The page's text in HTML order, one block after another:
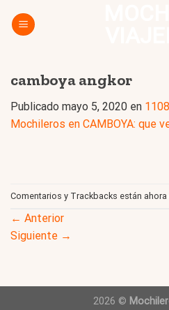
camboya angkor
Publicado mayo 5, 2020 en
Mochileros en CAMBOYA: que
Comentarios y Trackbacks están ahora
← Anterior
Siguiente →
2026 ©